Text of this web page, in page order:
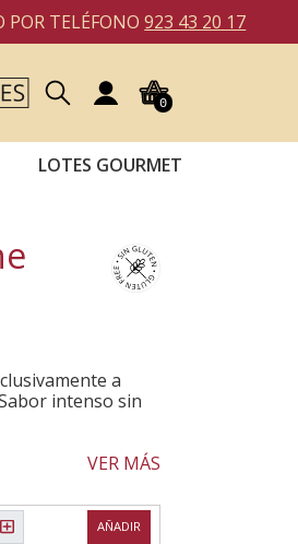
923 43 20 17
0
LOTES GOURMET
a
intenso sin
VER MÁS
AÑADIR